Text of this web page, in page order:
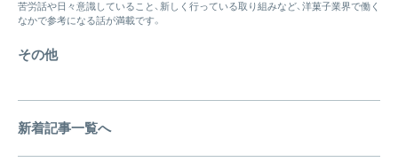
苦労話や日々意識していること、新しく行っている取り組みなど、洋菓子業界で働く
なかで参考になる話が満載です。
その他
新着記事一覧へ